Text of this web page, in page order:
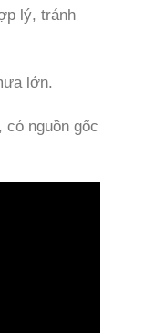
lý, tránh
lớn.
có nguồn gốc